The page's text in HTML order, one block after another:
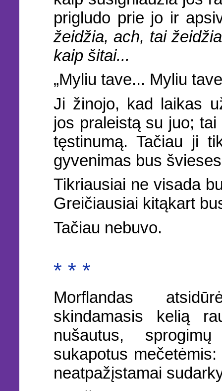
prigludo prie jo ir
žeidžia, ach, tai
kaip šitai...
„Myliu tave... Myliu
Ji žinojo, kad laikas
jos praleistą su juo;
tęstinumą. Tačiau ji
gyvenimas bus
Tikriausiai ne visada
Greičiausiai kitąkart
Tačiau nebuvo.
* * *
Morflandas
skindamasis kelią
nušautus,
sukapotus
neatpažįstamai